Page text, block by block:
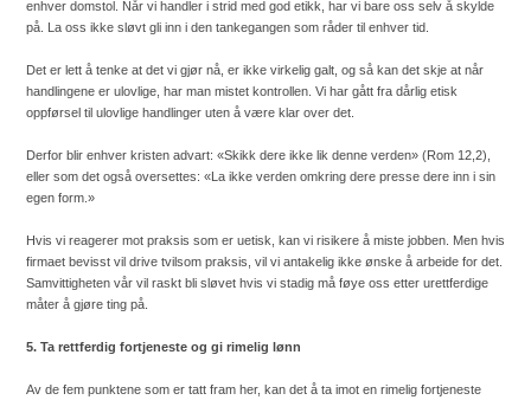
enhver domstol. Når vi handler i strid med god etikk, har vi bare oss selv å skylde
på. La oss ikke sløvt gli inn i den tankegangen som råder til enhver tid.
Det er lett å tenke at det vi gjør nå, er ikke virkelig galt, og så kan det skje at når
handlingene er ulovlige, har man mistet kontrollen. Vi har gått fra dårlig etisk
oppførsel til ulovlige handlinger uten å være klar over det.
Derfor blir enhver kristen advart: «Skikk dere ikke lik denne verden» (Rom 12,2),
eller som det også oversettes: «La ikke verden omkring dere presse dere inn i sin
egen form.»
Hvis vi reagerer mot praksis som er uetisk, kan vi risikere å miste jobben. Men hvis
firmaet bevisst vil drive tvilsom praksis, vil vi antakelig ikke ønske å arbeide for det.
Samvittigheten vår vil raskt bli sløvet hvis vi stadig må føye oss etter urettferdige
måter å gjøre ting på.
5. Ta rettferdig fortjeneste og gi rimelig lønn
Av de fem punktene som er tatt fram her, kan det å ta imot en rimelig fortjeneste